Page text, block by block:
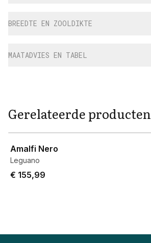
BREEDTE EN ZOOLDIKTE
MAATADVIES EN TABEL
Gerelateerde producten
Amalfi Nero
Leguano
€ 155,99